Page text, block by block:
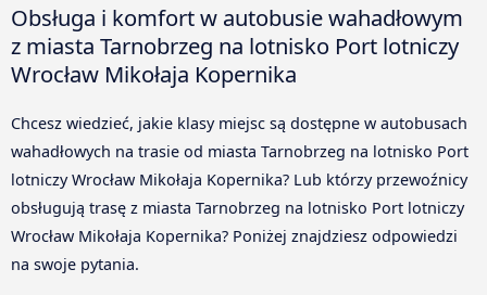
Obsługa i komfort w autobusie wahadłowym
z miasta Tarnobrzeg na lotnisko Port lotniczy
Wrocław Mikołaja Kopernika
Chcesz wiedzieć, jakie klasy miejsc są dostępne w autobusach
wahadłowych na trasie od miasta Tarnobrzeg na lotnisko Port
lotniczy Wrocław Mikołaja Kopernika? Lub którzy przewoźnicy
obsługują trasę z miasta Tarnobrzeg na lotnisko Port lotniczy
Wrocław Mikołaja Kopernika? Poniżej znajdziesz odpowiedzi
na swoje pytania.